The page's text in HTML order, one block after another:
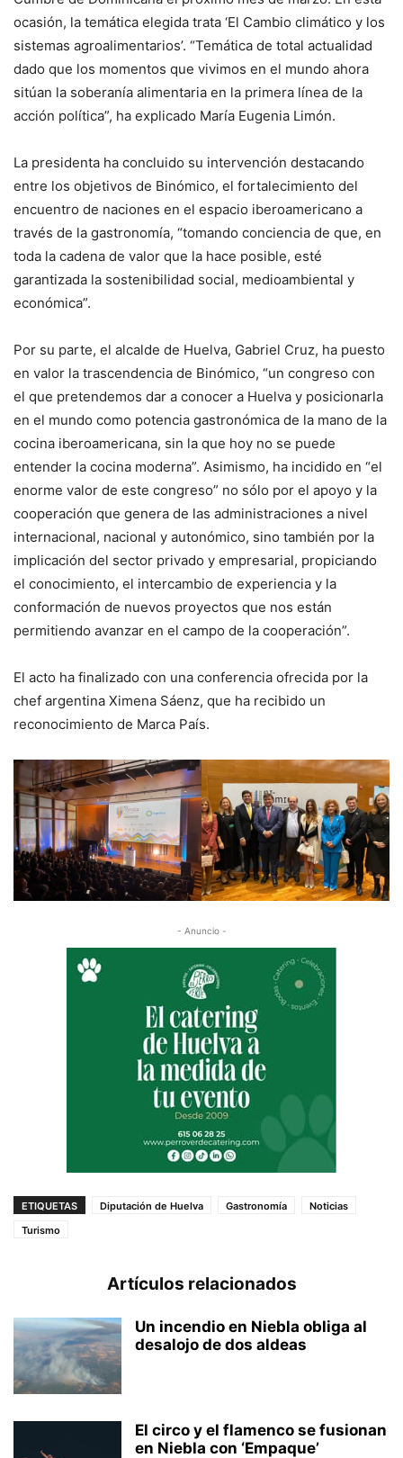
ocasión, la temática elegida trata ‘El Cambio climático y los
sistemas agroalimentarios’. “Temática de total actualidad
dado que los momentos que vivimos en el mundo ahora
sitúan la soberanía alimentaria en la primera línea de la
acción política”, ha explicado María Eugenia Limón.
La presidenta ha concluido su intervención destacando
entre los objetivos de Binómico, el fortalecimiento del
encuentro de naciones en el espacio iberoamericano a
través de la gastronomía, “tomando conciencia de que, en
toda la cadena de valor que la hace posible, esté
garantizada la sostenibilidad social, medioambiental y
económica”.
Por su parte, el alcalde de Huelva, Gabriel Cruz, ha puesto
en valor la trascendencia de Binómico, “un congreso con
el que pretendemos dar a conocer a Huelva y posicionarla
en el mundo como potencia gastronómica de la mano de la
cocina iberoamericana, sin la que hoy no se puede
entender la cocina moderna”. Asimismo, ha incidido en “el
enorme valor de este congreso” no sólo por el apoyo y la
cooperación que genera de las administraciones a nivel
internacional, nacional y autonómico, sino también por la
implicación del sector privado y empresarial, propiciando
el conocimiento, el intercambio de experiencia y la
conformación de nuevos proyectos que nos están
permitiendo avanzar en el campo de la cooperación”.
El acto ha finalizado con una conferencia ofrecida por la
chef argentina Ximena Sáenz, que ha recibido un
reconocimiento de Marca País.
- Anuncio -
ETIQUETAS Diputación de Huelva Gastronomía
Noticias
Turismo
Artículos relacionados
Un incendio en Niebla obliga al
desalojo de dos aldeas
El circo y el flamenco se fusionan
en Niebla con ‘Empaque’